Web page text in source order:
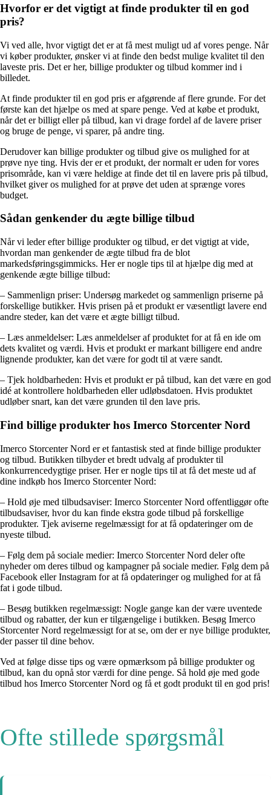
Hvorfor er det vigtigt at finde produkter til en god
pris?
Vi ved alle, hvor vigtigt det er at få mest muligt ud af vores penge. Når
vi køber produkter, ønsker vi at finde den bedst mulige kvalitet til den
laveste pris. Det er her, billige produkter og tilbud kommer ind i
billedet.
At finde produkter til en god pris er afgørende af flere grunde. For det
første kan det hjælpe os med at spare penge. Ved at købe et produkt,
når det er billigt eller på tilbud, kan vi drage fordel af de lavere priser
og bruge de penge, vi sparer, på andre ting.
Derudover kan billige produkter og tilbud give os mulighed for at
prøve nye ting. Hvis der er et produkt, der normalt er uden for vores
prisområde, kan vi være heldige at finde det til en lavere pris på tilbud,
hvilket giver os mulighed for at prøve det uden at sprænge vores
budget.
Sådan genkender du ægte billige tilbud
Når vi leder efter billige produkter og tilbud, er det vigtigt at vide,
hvordan man genkender de ægte tilbud fra de blot
markedsføringsgimmicks. Her er nogle tips til at hjælpe dig med at
genkende ægte billige tilbud:
– Sammenlign priser: Undersøg markedet og sammenlign priserne på
forskellige butikker. Hvis prisen på et produkt er væsentligt lavere end
andre steder, kan det være et ægte billigt tilbud.
– Læs anmeldelser: Læs anmeldelser af produktet for at få en ide om
dets kvalitet og værdi. Hvis et produkt er markant billigere end andre
lignende produkter, kan det være for godt til at være sandt.
– Tjek holdbarheden: Hvis et produkt er på tilbud, kan det være en god
idé at kontrollere holdbarheden eller udløbsdatoen. Hvis produktet
udløber snart, kan det være grunden til den lave pris.
Find billige produkter hos Imerco Storcenter Nord
Imerco Storcenter Nord er et fantastisk sted at finde billige produkter
og tilbud. Butikken tilbyder et bredt udvalg af produkter til
konkurrencedygtige priser. Her er nogle tips til at få det meste ud af
dine indkøb hos Imerco Storcenter Nord:
– Hold øje med tilbudsaviser: Imerco Storcenter Nord offentliggør ofte
tilbudsaviser, hvor du kan finde ekstra gode tilbud på forskellige
produkter. Tjek aviserne regelmæssigt for at få opdateringer om de
nyeste tilbud.
– Følg dem på sociale medier: Imerco Storcenter Nord deler ofte
nyheder om deres tilbud og kampagner på sociale medier. Følg dem på
Facebook eller Instagram for at få opdateringer og mulighed for at få
fat i gode tilbud.
– Besøg butikken regelmæssigt: Nogle gange kan der være uventede
tilbud og rabatter, der kun er tilgængelige i butikken. Besøg Imerco
Storcenter Nord regelmæssigt for at se, om der er nye billige produkter,
der passer til dine behov.
Ved at følge disse tips og være opmærksom på billige produkter og
tilbud, kan du opnå stor værdi for dine penge. Så hold øje med gode
tilbud hos Imerco Storcenter Nord og få et godt produkt til en god pris!
Ofte stillede spørgsmål